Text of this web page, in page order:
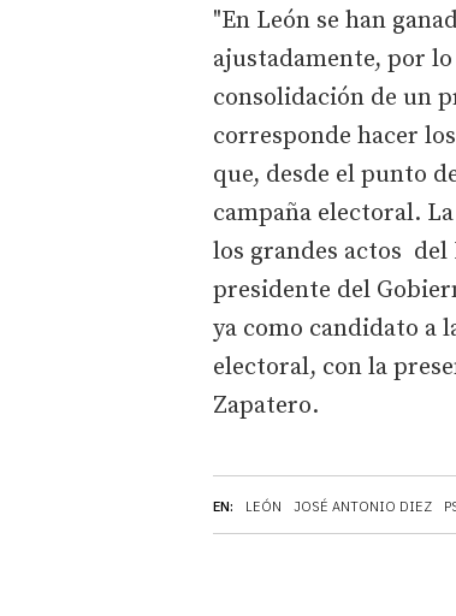
EN: LEÓN JOSÉ ANTONIO DIEZ
"En León se han
ajustadamente, por
consolidación de un
corresponde hacer
que, desde el punto
campaña electoral.
los grandes actos del
presidente del
ya como candidato a
electoral, con la
Zapatero.